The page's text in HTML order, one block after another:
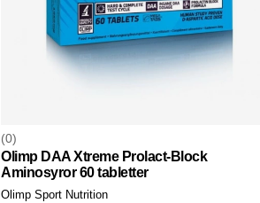
0
Olimp DAA Xtreme Prolact-Block
Aminosyror 60 tabletter
Olimp Sport Nutrition